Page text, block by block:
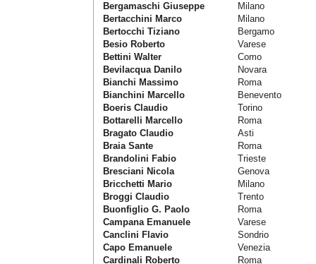
Bergamaschi Giuseppe
Milano
Bertacchini Marco
Milano
Bertocchi Tiziano
Bergamo
Besio Roberto
Varese
Bettini Walter
Como
Bevilacqua Danilo
Novara
Bianchi Massimo
Roma
Bianchini Marcello
Benevento
Boeris Claudio
Torino
Bottarelli Marcello
Roma
Bragato Claudio
Asti
Braia Sante
Roma
Brandolini Fabio
Trieste
Bresciani Nicola
Genova
Bricchetti Mario
Milano
Broggi Claudio
Trento
Buonfiglio G. Paolo
Roma
Campana Emanuele
Varese
Canclini Flavio
Sondrio
Capo Emanuele
Venezia
Cardinali Roberto
Roma